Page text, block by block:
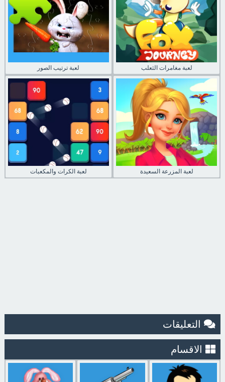
لعبة ترتيب الصور لعبة مغامرات الثعلب
لعبة الكرات والمكعبات لعبة المزرعة السعيدة
التعليقات
الاقسام